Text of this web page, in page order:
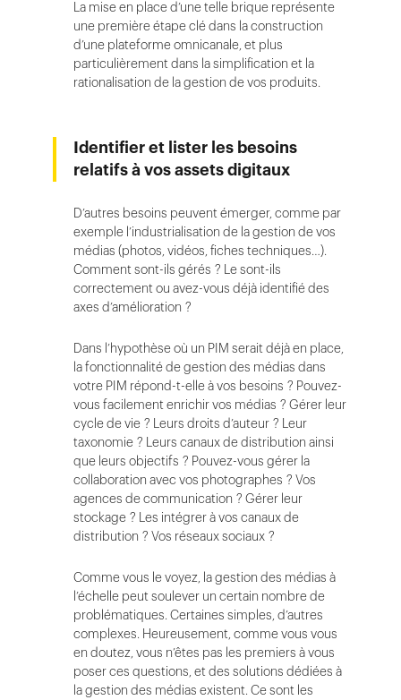
La mise en place d’une telle brique représente
une première étape clé dans la construction
d’une plateforme omnicanale, et plus
particulièrement dans la simplification et la
rationalisation de la gestion de vos produits.
Identifier et lister les besoins
relatifs à vos assets digitaux
D’autres besoins peuvent émerger, comme par
exemple l’industrialisation de la gestion de vos
médias (photos, vidéos, fiches techniques…).
Comment sont-ils gérés ? Le sont-ils
correctement ou avez-vous déjà identifié des
axes d’amélioration ?
Dans l’hypothèse où un PIM serait déjà en place,
la fonctionnalité de gestion des médias dans
votre PIM répond-t-elle à vos besoins ? Pouvez-
vous facilement enrichir vos médias ? Gérer leur
cycle de vie ? Leurs droits d’auteur ? Leur
taxonomie ? Leurs canaux de distribution ainsi
que leurs objectifs ? Pouvez-vous gérer la
collaboration avec vos photographes ? Vos
agences de communication ? Gérer leur
stockage ? Les intégrer à vos canaux de
distribution ? Vos réseaux sociaux ?
Comme vous le voyez, la gestion des médias à
l’échelle peut soulever un certain nombre de
problématiques. Certaines simples, d’autres
complexes. Heureusement, comme vous vous
en doutez, vous n’êtes pas les premiers à vous
poser ces questions, et des solutions dédiées à
la gestion des médias existent. Ce sont les